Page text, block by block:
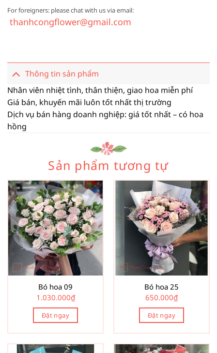
For foreigners: please chat with us via email:
thanhcongflower@gmail.com
Thông tin sản phẩm
Nhân viên nhiệt tình, thân thiện, giao hoa miễn phí
Giá bán, khuyến mãi luôn tốt nhất thị trường
Dịch vụ bán hàng doanh nghiệp: giá tốt nhất – có hoa
hồng
Sản phẩm tương tự
Bó hoa 09
1.030.000₫
Đặt ngay
Bó hoa 25
650.000₫
Đặt ngay